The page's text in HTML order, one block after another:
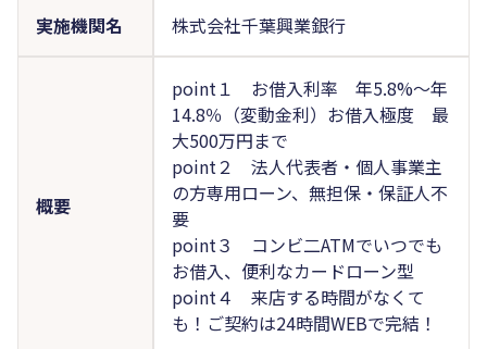
実施機関名 株式会社千葉興業銀行
概要
point１ お借入利率 年5.8%～年
14.8％（変動金利）お借入極度 最
大500万円まで
point２ 法人代表者・個人事業主
の方専用ローン、無担保・保証人不
要
point３ コンビ二ATMでいつでも
お借入、便利なカードローン型
point４ 来店する時間がなくて
も！ご契約は24時間WEBで完結！